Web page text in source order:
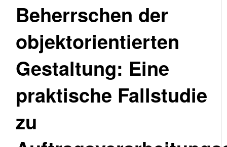
Beherrschen der
objektorientierten
Gestaltung: Eine
praktische Fallstudie
zu